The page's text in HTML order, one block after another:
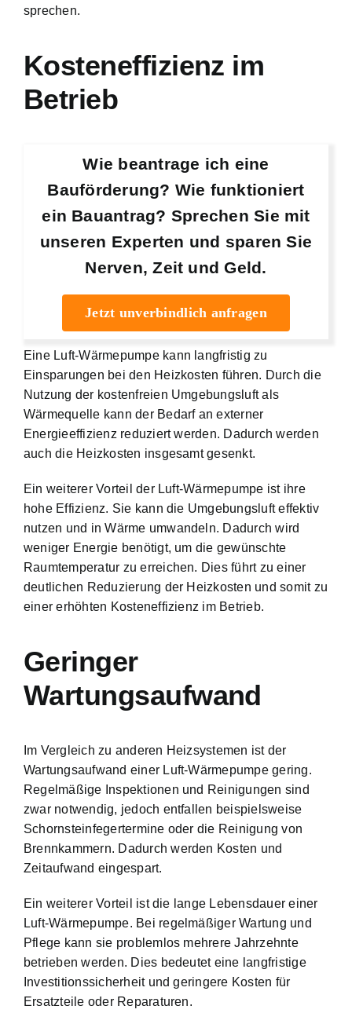
sprechen.
Kosteneffizienz im
Betrieb
Wie beantrage ich eine
Bauförderung? Wie funktioniert
ein Bauantrag? Sprechen Sie mit
unseren Experten und sparen Sie
Nerven, Zeit und Geld.
Jetzt unverbindlich anfragen
Eine Luft-Wärmepumpe kann langfristig zu
Einsparungen bei den Heizkosten führen. Durch die
Nutzung der kostenfreien Umgebungsluft als
Wärmequelle kann der Bedarf an externer
Energieeffizienz reduziert werden. Dadurch werden
auch die Heizkosten insgesamt gesenkt.
Ein weiterer Vorteil der Luft-Wärmepumpe ist ihre
hohe Effizienz. Sie kann die Umgebungsluft effektiv
nutzen und in Wärme umwandeln. Dadurch wird
weniger Energie benötigt, um die gewünschte
Raumtemperatur zu erreichen. Dies führt zu einer
deutlichen Reduzierung der Heizkosten und somit zu
einer erhöhten Kosteneffizienz im Betrieb.
Geringer
Wartungsaufwand
Im Vergleich zu anderen Heizsystemen ist der
Wartungsaufwand einer Luft-Wärmepumpe gering.
Regelmäßige Inspektionen und Reinigungen sind
zwar notwendig, jedoch entfallen beispielsweise
Schornsteinfegertermine oder die Reinigung von
Brennkammern. Dadurch werden Kosten und
Zeitaufwand eingespart.
Ein weiterer Vorteil ist die lange Lebensdauer einer
Luft-Wärmepumpe. Bei regelmäßiger Wartung und
Pflege kann sie problemlos mehrere Jahrzehnte
betrieben werden. Dies bedeutet eine langfristige
Investitionssicherheit und geringere Kosten für
Ersatzteile oder Reparaturen.